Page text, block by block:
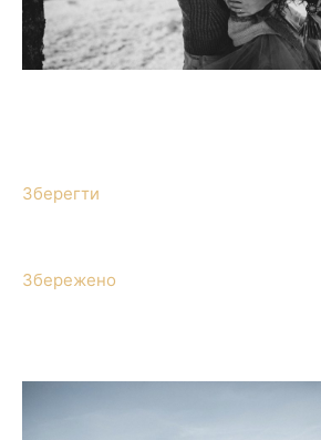
Зберегти
Збережено